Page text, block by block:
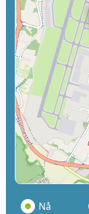
Nå